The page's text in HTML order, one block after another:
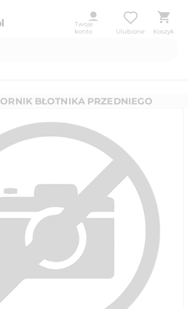
Twoje
konto
Ulubione Koszyk
BŁOTNIKA PRZEDNIEGO